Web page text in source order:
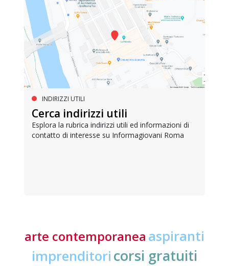
INDIRIZZI UTILI
Cerca indirizzi utili
Esplora la rubrica indirizzi utili ed informazioni di
contatto di interesse su Informagiovani Roma
arte contemporanea aspiranti
imprenditori corsi gratuiti